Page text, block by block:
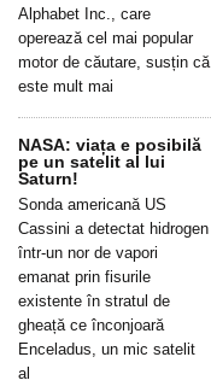
Alphabet Inc., care
operează cel mai popular
motor de căutare, susțin că
este mult mai
NASA: viața e posibilă
pe un satelit al lui
Saturn!
Sonda americană US
Cassini a detectat hidrogen
într-un nor de vapori
emanat prin fisurile
existente în stratul de
gheață ce înconjoară
Enceladus, un mic satelit
al